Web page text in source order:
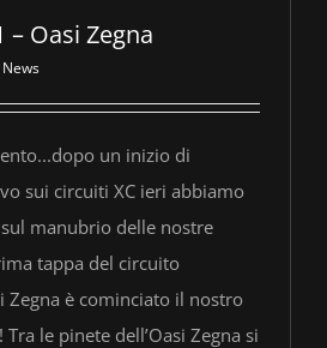
– Oasi Zegna
News
un inizio di
sui circuiti XC ieri abbiamo
manubrio delle nostre
tappa del circuito
Zegna è cominciato il nostro
le pinete dell’Oasi Zegna si